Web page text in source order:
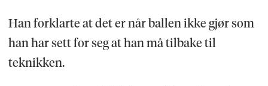
Han forklarte at det er når ballen ikke gjør som
han har sett for seg at han må tilbake til
teknikken.